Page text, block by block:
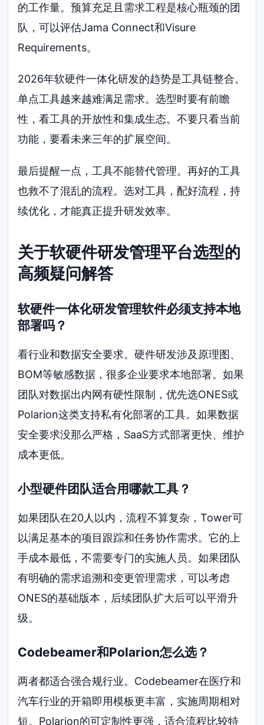
的工作量。预算充足且需求工程是核心瓶颈的团
队，可以评估Jama Connect和Visure
Requirements。
2026年软硬件一体化研发的趋势是工具链整合。
单点工具越来越难满足需求。选型时要有前瞻
性，看工具的开放性和集成生态。不要只看当前
功能，要看未来三年的扩展空间。
最后提醒一点，工具不能替代管理。再好的工具
也救不了混乱的流程。选对工具，配好流程，持
续优化，才能真正提升研发效率。
关于软硬件研发管理平台选型的
高频疑问解答
软硬件一体化研发管理软件必须支持本地
部署吗？
看行业和数据安全要求。硬件研发涉及原理图、
BOM等敏感数据，很多企业要求本地部署。如果
团队对数据出内网有硬性限制，优先选ONES或
Polarion这类支持私有化部署的工具。如果数据
安全要求没那么严格，SaaS方式部署更快、维护
成本更低。
小型硬件团队适合用哪款工具？
如果团队在20人以内，流程不算复杂，Tower可
以满足基本的项目跟踪和任务协作需求。它的上
手成本最低，不需要专门的实施人员。如果团队
有明确的需求追溯和变更管理需求，可以考虑
ONES的基础版本，后续团队扩大后可以平滑升
级。
Codebeamer和Polarion怎么选？
两者都适合强合规行业。Codebeamer在医疗和
汽车行业的开箱即用模板更丰富，实施周期相对
短。Polarion的可定制性更强，适合流程比较特